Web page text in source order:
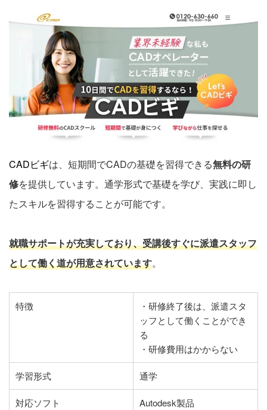
CADビギは、短期間でCADの基礎を習得できる無料の研
修を提供しています。通学形式で基礎を学び、実践に即し
たスキルを習得することが可能です。
就職サポートが充実しており、受講後すぐに派遣スタッフ
として働く道が用意されています。
特徴
・研修終了後は、派遣スタ
ッフとして働くことができ
る
・研修費用はかからない
学習形式 通学
対応ソフト Autodesk製品